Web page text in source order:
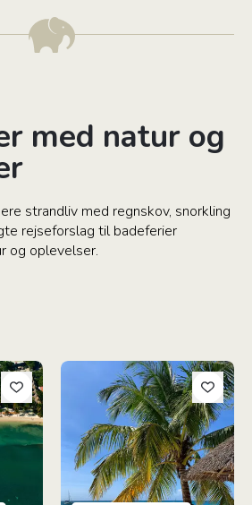
med natur og
strandliv med regnskov, snorkling
rejseforslag til badeferier
og oplevelser.
Strandferie På Tropiske